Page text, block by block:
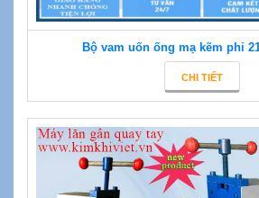
Bộ vam uốn ống mạ kẽm phi
CHI TIẾT